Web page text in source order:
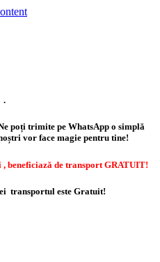
.
poți trimite pe WhatsApp o simplă
vor face magie pentru tine!
, beneficiază de transport GRATUIT!
transportul este Gratuit!